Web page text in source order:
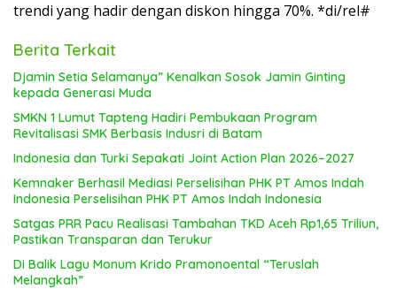
trendi yang hadir dengan diskon hingga 70%. *di/rel#
Berita Terkait
Djamin Setia Selamanya” Kenalkan Sosok Jamin Ginting
kepada Generasi Muda
SMKN 1 Lumut Tapteng Hadiri Pembukaan Program
Revitalisasi SMK Berbasis Indusri di Batam
Indonesia dan Turki Sepakati Joint Action Plan 2026–2027
Kemnaker Berhasil Mediasi Perselisihan PHK PT Amos Indah
Indonesia Perselisihan PHK PT Amos Indah Indonesia
Satgas PRR Pacu Realisasi Tambahan TKD Aceh Rp1,65 Triliun,
Pastikan Transparan dan Terukur
Di Balik Lagu Monum Krido Pramonoental “Teruslah
Melangkah”